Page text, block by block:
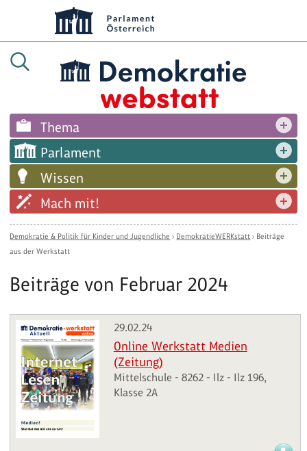
Thema
Parlament
Wissen
Mach mit!
Demokratie & Politik für Kinder und Jugendliche › DemokratieWERKstatt › Beiträge
aus der Werkstatt
Beiträge von Februar 2024
29.02.24
Online Werkstatt Medien
(Zeitung)
Mittelschule - 8262 - Ilz - Ilz 196,
Klasse 2A